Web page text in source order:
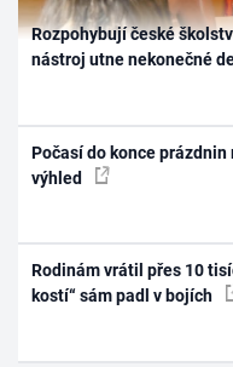
Rozpohybují české
nástroj utne nekonečné
Počasí do konce
výhled
Rodinám vrátil přes 10
kostí“ sám padl v bojích